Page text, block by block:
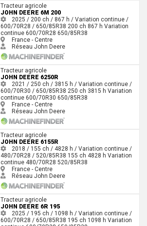
Tracteur agricole
JOHN DEERE 6M 200
2025 / 200 ch / 867 h / Variation continue /
600/70R28 / 650/85R38 200 ch 867 h Variation
continue 600/70R28 650/85R38
France - Centre
Réseau John Deere
Tracteur agricole
JOHN DEERE 6250R
2021 / 250 ch / 3815 h / Variation continue /
600/70R30 / 650/85R38 250 ch 3815 h Variation
continue 600/70R30 650/85R38
France - Centre
Réseau John Deere
Tracteur agricole
JOHN DEERE 6155R
2018 / 155 ch / 4828 h / Variation continue /
480/70R28 / 520/85R38 155 ch 4828 h Variation
continue 480/70R28 520/85R38
France - Centre
Réseau John Deere
Tracteur agricole
JOHN DEERE 6R 195
2025 / 195 ch / 1098 h / Variation continue /
600/70R28 / 650/85R38 195 ch 1098 h Variation